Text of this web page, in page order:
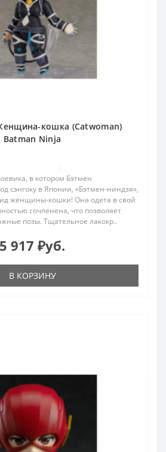
кошка (Catwoman)
Batman Ninja
в котором Бэтмен
сэнгоку в Японии, «Бэтмен-ниндзя»,
женщины-кошки! Она одета в свой
сочленена, что позволяет
позы. Тщательное лакокр..
5 917 ₽уб.
В КОРЗИНУ